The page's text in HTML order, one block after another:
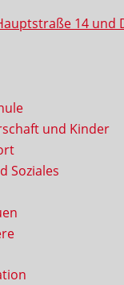
14 und
und Kinder
Soziales